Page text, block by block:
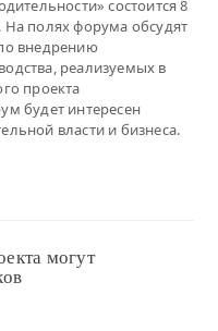
состоится 8
На полях форума обсудят
внедрению
реализуемых в
проекта
будет интересен
власти и бизнеса.
могут